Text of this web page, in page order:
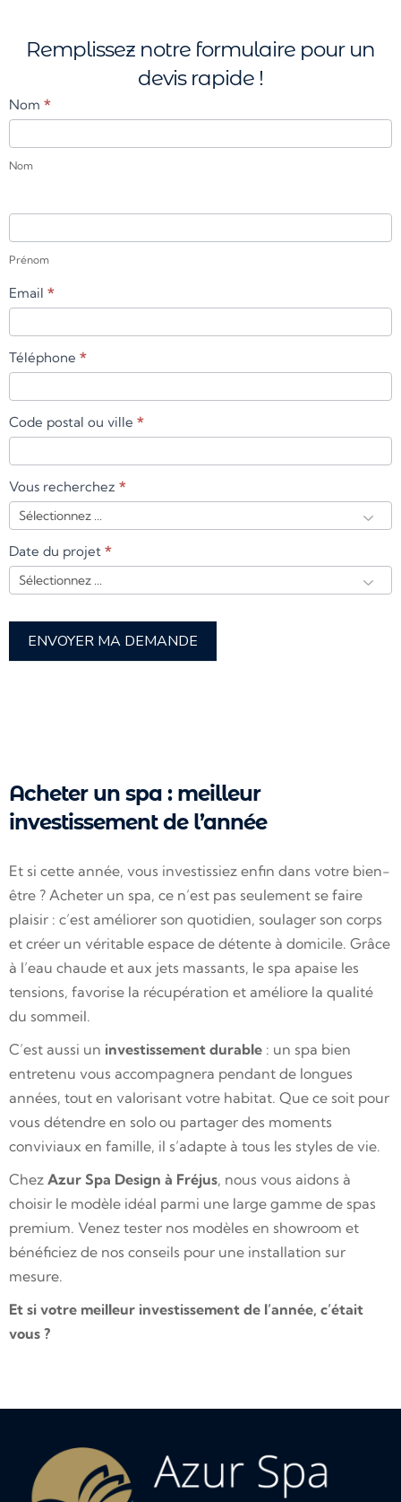
Remplissez notre formulaire pour un
devis rapide !
Contact
Us
2
Nom *
Nom
Prénom
Email *
Téléphone *
Code postal ou ville *
Vous recherchez *
Date du projet *
ENVOYER MA DEMANDE
Acheter un spa : meilleur
investissement de l’année
Et si cette année, vous investissiez enfin dans votre bien-
être ? Acheter un spa, ce n’est pas seulement se faire
plaisir : c’est améliorer son quotidien, soulager son corps
et créer un véritable espace de détente à domicile. Grâce
à l’eau chaude et aux jets massants, le spa apaise les
tensions, favorise la récupération et améliore la qualité
du sommeil.
C’est aussi un investissement durable : un spa bien
entretenu vous accompagnera pendant de longues
années, tout en valorisant votre habitat. Que ce soit pour
vous détendre en solo ou partager des moments
conviviaux en famille, il s’adapte à tous les styles de vie.
Chez Azur Spa Design à Fréjus, nous vous aidons à
choisir le modèle idéal parmi une large gamme de spas
premium. Venez tester nos modèles en showroom et
bénéficiez de nos conseils pour une installation sur
mesure.
Et si votre meilleur investissement de l’année, c’était
vous ?